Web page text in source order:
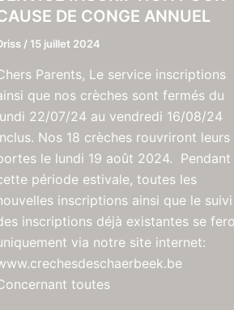
DE CONGE ANNUEL
/ 15 juillet 2024
Parents, Le service inscriptions
que nos crèches sont fermés du
22/07/24 au vendredi 16/08/24
Nos 18 crèches rouvriront leurs
le lundi 19 août 2024. Pendant
période estivale, toutes les
inscriptions ainsi que le suivi
inscriptions déjà existantes se
via notre site internet:
toutes